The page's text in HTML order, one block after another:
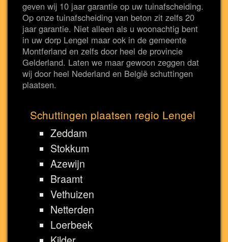
geven wij 10 jaar garantie op uw tuinafscheiding.
Op onze tuinafscheiding van beton zit zelfs 20
jaar garantie. Niet alleen als u woonachtig bent
in uw dorp Lengel maar ook in de gemeente
Montferland en zelfs door heel de provincie
Gelderland. Laten we maar gewoon zeggen dat
wij door heel Nederland en België schuttingen
plaatsen.
Schuttingen plaatsen regio Lengel
Zeddam
Stokkum
Azewijn
Braamt
Vethuizen
Netterden
Loerbeek